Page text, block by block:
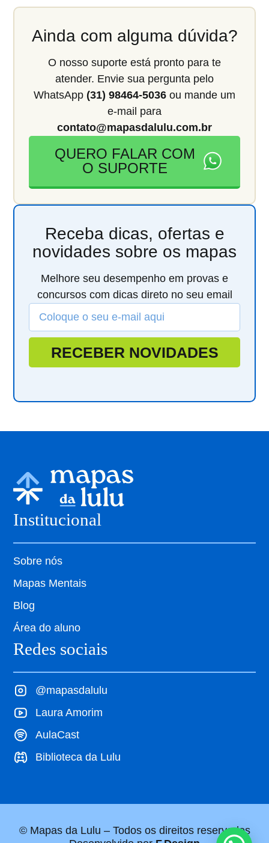
Ainda com alguma dúvida?
O nosso suporte está pronto para te
atender. Envie sua pergunta pelo
WhatsApp (31) 98464-5036 ou mande um
e-mail para
contato@mapasdalulu.com.br
QUERO FALAR COM
O SUPORTE
Receba dicas, ofertas e
novidades sobre os mapas
Melhore seu desempenho em provas e
concursos com dicas direto no seu email
RECEBER NOVIDADES
Institucional
Sobre nós
Mapas Mentais
Blog
Área do aluno
Redes sociais
@mapasdalulu
Laura Amorim
AulaCast
Biblioteca da Lulu
© Mapas da Lulu – Todos os direitos reservados